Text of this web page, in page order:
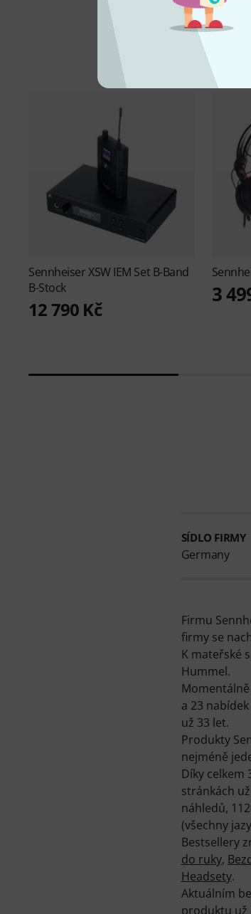
SennheiserXSW IEM Set B-Band
B-Stock
12 790 Kč
3
SÍDLO FIRMY
Germany
Firmu
firmy se
K mateřské
Hummel.
a 23
už 33 let.
Produkty
nejméně
Díky
stránkách
náhledů,
(všechny
Bestsellery
do ruky,
Headsety.
Aktuálním
produktu už